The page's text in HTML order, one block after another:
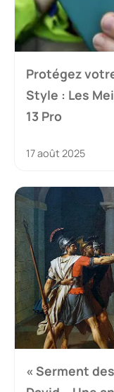
Protégez
Style : Les
13 Pro
17 août 2025
« Serment